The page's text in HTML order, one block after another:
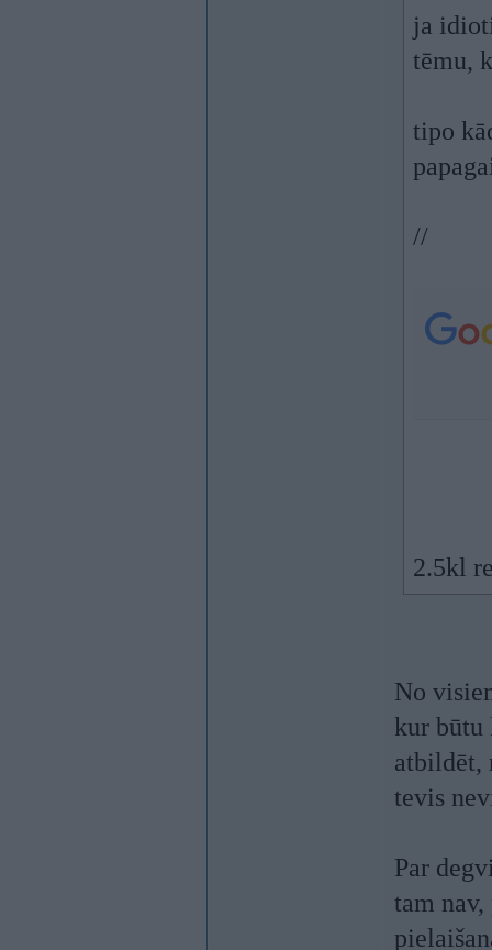
ja
tēmu,
tipo
//
2.5kl
No
kur būtu
atbildēt,
tevis
Par
tam nav,